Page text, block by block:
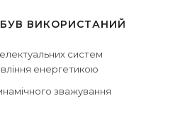
ВИКОРИСТАНИЙ
систем
енергетикою
зважування